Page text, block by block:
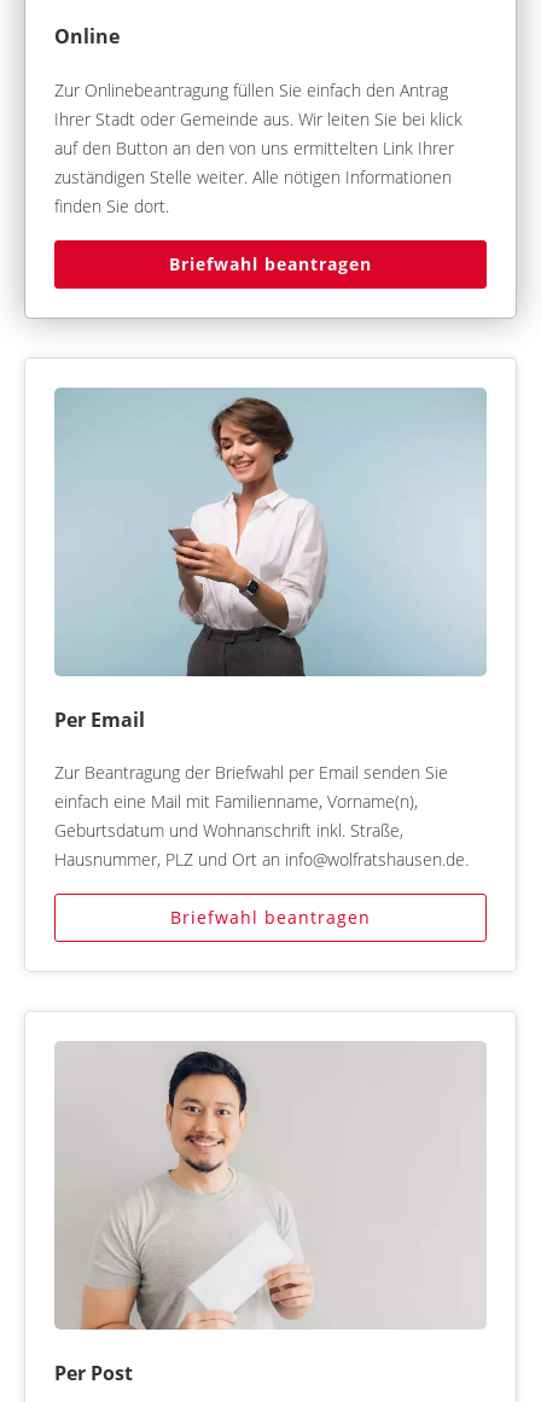
Online
Zur Onlinebeantragung füllen Sie einfach den Antrag
Ihrer Stadt oder Gemeinde aus. Wir leiten Sie bei klick
auf den Button an den von uns ermittelten Link Ihrer
zuständigen Stelle weiter. Alle nötigen Informationen
finden Sie dort.
Briefwahl beantragen
Per Email
Zur Beantragung der Briefwahl per Email senden Sie
einfach eine Mail mit Familienname, Vorname(n),
Geburtsdatum und Wohnanschrift inkl. Straße,
Hausnummer, PLZ und Ort an info@wolfratshausen.de.
Briefwahl beantragen
Per Post